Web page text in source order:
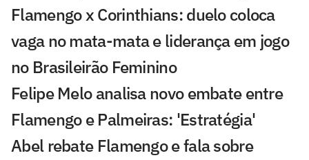
Flamengo x Corinthians: duelo coloca
vaga no mata-mata e liderança em jogo
no Brasileirão Feminino
Felipe Melo analisa novo embate entre
Flamengo e Palmeiras: 'Estratégia'
Abel rebate Flamengo e fala sobre